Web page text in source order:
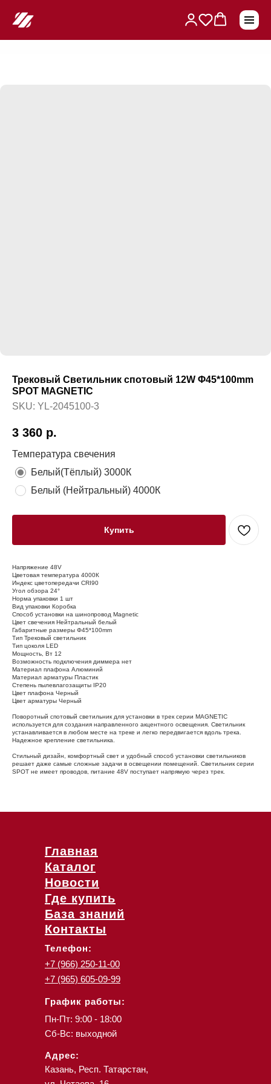
Трековый Светильник спотовый 12W Φ45*100mm
SPOT MAGNETIC
SKU: YL-2045100-3
3 360 р.
Температура свечения
Белый(Тёплый) 3000К
Белый (Нейтральный) 4000К
Купить
Напряжение 48V
Цветовая температура 4000К
Индекс цветопередачи CRI90
Угол обзора 24°
Норма упаковки 1 шт
Вид упаковки Коробка
Способ установки на шинопровод Magnetic
Цвет свечения Нейтральный белый
Габаритные размеры Φ45*100mm
Тип Трековый светильник
Тип цоколя LED
Мощность, Вт 12
Возможность подключения диммера нет
Материал плафона Алюминий
Материал арматуры Пластик
Степень пылевлагозащиты IP20
Цвет плафона Черный
Цвет арматуры Черный
Поворотный спотовый светильник для установки в трек серии MAGNETIC
используется для создания направленного акцентного освещения. Светильник
устанавливается в любом месте на треке и легко передвигается вдоль трека.
Надежное крепление светильника.
Стильный дизайн, комфортный свет и удобный способ установки светильников
решает даже самые сложные задачи в освещении помещений. Светильник серии
SPOT не имеет проводов, питание 48V поступает напрямую через трек.
Главная
Каталог
Где купить
База знаний
Новости
Контакты
Телефон:
График работы:
+7 (966) 250-11-00
+7 (965) 605-09-99
Пн-Пт: 9:00 - 18:00
Сб-Вс: выходной
Адрес:
Казань, Респ. Татарстан,